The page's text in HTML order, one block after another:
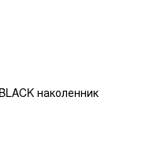
наколенник